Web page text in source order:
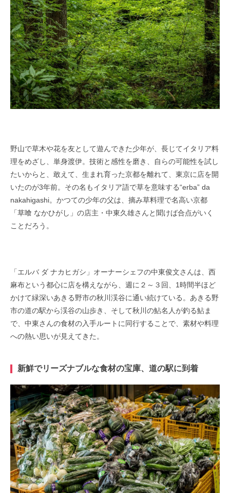
野山で草木や花を友として遊んできた少年が、長じてイタリア料
理をめざし、単身渡伊。技術と感性を磨き、自らの可能性を試し
たいからと、敢えて、生まれ育った京都を離れて、東京に店を開
いたのが3年前。その名もイタリア語で草を意味する“erba” da
nakahigashi。かつての少年の父は、摘み草料理で名高い京都
「草喰 なかひがし」の店主・中東久雄さんと聞けば合点がいく
ことだろう。
「エルバ ダ ナカヒガシ」オーナーシェフの中東俊文さんは、西
麻布という都心に店を構えながら、週に２～３回、 1時間半ほど
かけて緑深いあきる野市の秋川渓谷に通い続けている。あきる野
市の道の駅から渓谷の山歩き、そして秋川の鮎名人が釣る鮎ま
で、中東さんの食材の入手ルートに同行することで、素材や料理
への熱い思いが見えてきた。
新鮮でリーズナブルな食材の宝庫、道の駅に到着